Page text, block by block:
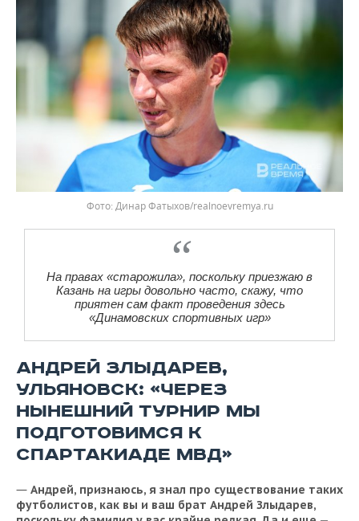
Фото: Динар Фатыхов/realnoevremya.ru
На правах «старожила», поскольку приезжаю в
Казань на игры довольно часто, скажу, что
приятен сам факт проведения здесь
«Динамовских спортивных игр»
АНДРЕЙ ЗЛЫДАРЕВ,
УЛЬЯНОВСК: «ЧЕРЕЗ
НЫНЕШНИЙ ТУРНИР МЫ
ПОДГОТОВИМСЯ К
СПАРТАКИАДЕ МВД»
— Андрей, признаюсь, я знал про существование таких
футболистов, как вы и ваш брат Андрей Злыдарев,